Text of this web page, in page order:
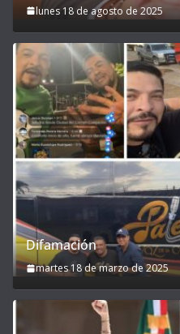
lunes 18 de agosto de 2025
Difamación
martes 18 de marzo de 2025